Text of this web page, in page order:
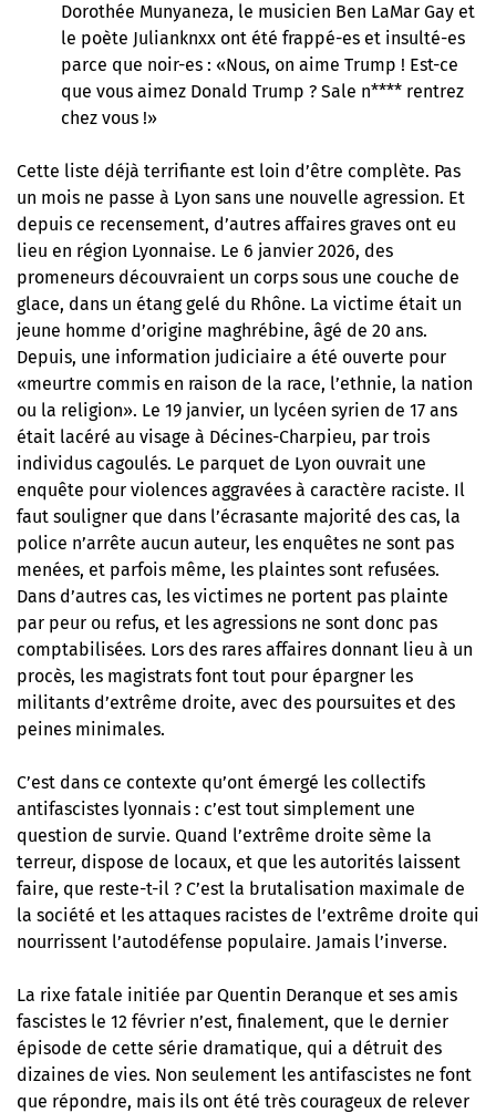
Dorothée Munyaneza, le musicien Ben LaMar Gay et
le poète Julianknxx ont été frappé-es et insulté-es
parce que noir-es : «Nous, on aime Trump ! Est-ce
que vous aimez Donald Trump ? Sale n**** rentrez
chez vous !»
Cette liste déjà terrifiante est loin d’être complète. Pas
un mois ne passe à Lyon sans une nouvelle agression. Et
depuis ce recensement, d’autres affaires graves ont eu
lieu en région Lyonnaise. Le 6 janvier 2026, des
promeneurs découvraient un corps sous une couche de
glace, dans un étang gelé du Rhône. La victime était un
jeune homme d’origine maghrébine, âgé de 20 ans.
Depuis, une information judiciaire a été ouverte pour
«meurtre commis en raison de la race, l’ethnie, la nation
ou la religion». Le 19 janvier, un lycéen syrien de 17 ans
était lacéré au visage à Décines-Charpieu, par trois
individus cagoulés. Le parquet de Lyon ouvrait une
enquête pour violences aggravées à caractère raciste. Il
faut souligner que dans l’écrasante majorité des cas, la
police n’arrête aucun auteur, les enquêtes ne sont pas
menées, et parfois même, les plaintes sont refusées.
Dans d’autres cas, les victimes ne portent pas plainte
par peur ou refus, et les agressions ne sont donc pas
comptabilisées. Lors des rares affaires donnant lieu à un
procès, les magistrats font tout pour épargner les
militants d’extrême droite, avec des poursuites et des
peines minimales.
C’est dans ce contexte qu’ont émergé les collectifs
antifascistes lyonnais : c’est tout simplement une
question de survie. Quand l’extrême droite sème la
terreur, dispose de locaux, et que les autorités laissent
faire, que reste-t-il ? C’est la brutalisation maximale de
la société et les attaques racistes de l’extrême droite qui
nourrissent l’autodéfense populaire. Jamais l’inverse.
La rixe fatale initiée par Quentin Deranque et ses amis
fascistes le 12 février n’est, finalement, que le dernier
épisode de cette série dramatique, qui a détruit des
dizaines de vies. Non seulement les antifascistes ne font
que répondre, mais ils ont été très courageux de relever